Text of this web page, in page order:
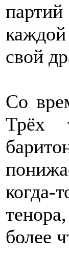
каждой
свой
Со
Трёх
когда-
более